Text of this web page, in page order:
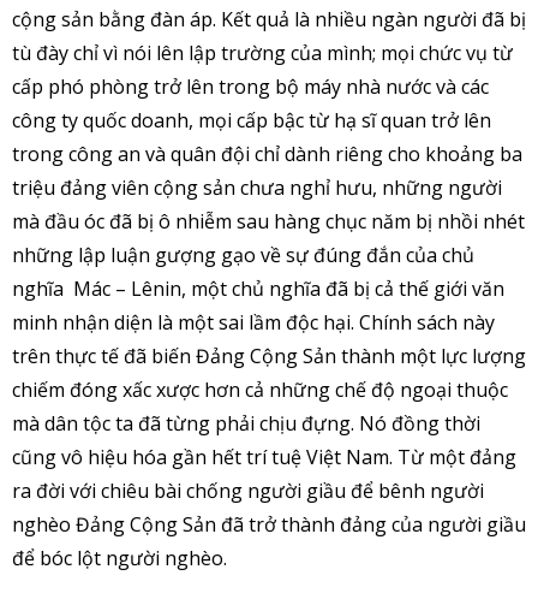
cộng sản bằng đàn áp. Kết quả là nhiều ngàn người đã bị
tù đày chỉ vì nói lên lập trường của mình; mọi chức vụ từ
cấp phó phòng trở lên trong bộ máy nhà nước và các
công ty quốc doanh, mọi cấp bậc từ hạ sĩ quan trở lên
trong công an và quân đội chỉ dành riêng cho khoảng ba
triệu đảng viên cộng sản chưa nghỉ hưu, những người
mà đầu óc đã bị ô nhiễm sau hàng chục năm bị nhồi nhét
những lập luận gượng gạo về sự đúng đắn của chủ
nghĩa Mác – Lênin, một chủ nghĩa đã bị cả thế giới văn
minh nhận diện là một sai lầm độc hại. Chính sách này
trên thực tế đã biến Đảng Cộng Sản thành một lực lượng
chiếm đóng xấc xược hơn cả những chế độ ngoại thuộc
mà dân tộc ta đã từng phải chịu đựng. Nó đồng thời
cũng vô hiệu hóa gần hết trí tuệ Việt Nam. Từ một đảng
ra đời với chiêu bài chống người giầu để bênh người
nghèo Đảng Cộng Sản đã trở thành đảng của người giầu
để bóc lột người nghèo.